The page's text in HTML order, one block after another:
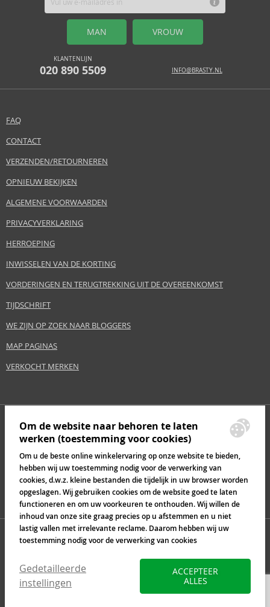
MAN VROUW
KLANTENLIJN
020 890 5509 INFO@BRASTY.NL
FAQ
CONTACT
VERZENDEN/RETOURNEREN
OPNIEUW BEKIJKEN
ALGEMENE VOORWAARDEN
PRIVACYVERKLARING
HERROEPING
INWISSELEN VAN DE KORTING
VORDERINGEN EN TERUGTREKKING UIT DE OVEREENKOMST
TIJDSCHRIFT
WE ZIJN OP ZOEK NAAR BLOGGERS
MAP PAGINAS
VERKOCHT MERKEN
Om de website naar behoren te laten
werken (toestemming voor cookies)
Om u de beste online winkelervaring op onze website te bieden,
hebben wij uw toestemming nodig voor de verwerking van
cookies, d.w.z. kleine bestanden die tijdelijk in uw browser worden
opgeslagen. Wij gebruiken cookies om de website goed te laten
functioneren en om uw voorkeuren te onthouden. Wij willen de
inhoud van onze site graag precies op u afstemmen en u niet
lastig vallen met irrelevante reclame. Daarom hebben wij uw
toestemming nodig voor de verwerking van cookies
Gedetailleerde
instellingen
ACCEPTEER
ALLES